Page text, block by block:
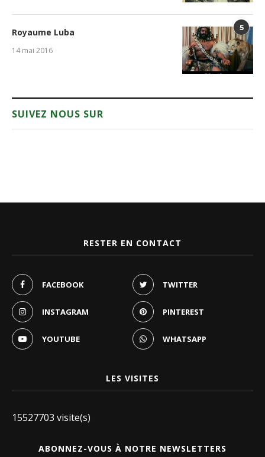
5
Royaume Luba
14 mai 2016
SUIVEZ NOUS SUR
RESTER EN CONTACT
FACEBOOK TWITTER
INSTAGRAM PINTEREST
YOUTUBE WHATSAPP
LES VISITES
15527703 visite(s)
ABONNEZ-VOUS À NOTRE NEWSLETTERS